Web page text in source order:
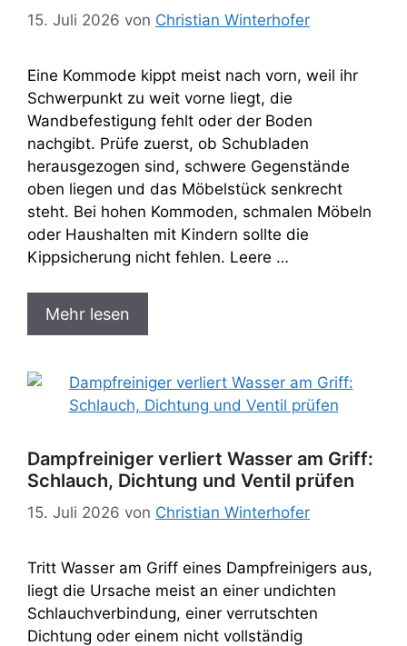
15. Juli 2026 von Christian Winterhofer
Eine Kommode kippt meist nach vorn, weil ihr
Schwerpunkt zu weit vorne liegt, die
Wandbefestigung fehlt oder der Boden
nachgibt. Prüfe zuerst, ob Schubladen
herausgezogen sind, schwere Gegenstände
oben liegen und das Möbelstück senkrecht
steht. Bei hohen Kommoden, schmalen Möbeln
oder Haushalten mit Kindern sollte die
Kippsicherung nicht fehlen. Leere …
Mehr lesen
Dampfreiniger verliert Wasser am Griff:
Schlauch, Dichtung und Ventil prüfen
15. Juli 2026 von Christian Winterhofer
Tritt Wasser am Griff eines Dampfreinigers aus,
liegt die Ursache meist an einer undichten
Schlauchverbindung, einer verrutschten
Dichtung oder einem nicht vollständig